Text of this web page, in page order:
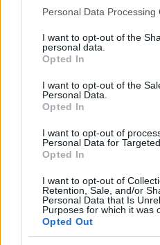
Personal Data Processing
I want to opt-out of the
personal data.
Opted In
I want to opt-out of the
Personal Data.
Opted In
I want to opt-out of
Personal Data for
Opted In
I want to opt-out of
Retention, Sale, and/or
Personal Data that Is
Purposes for which it was
Opted Out
“Solo Trump e
da scudo alla
dell’Occidente”.
Lorraine
diDaniele Meloni